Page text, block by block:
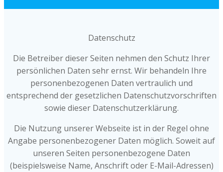
Datenschutz
Die Betreiber dieser Seiten nehmen den Schutz Ihrer
persönlichen Daten sehr ernst. Wir behandeln Ihre
personenbezogenen Daten vertraulich und
entsprechend der gesetzlichen Datenschutzvorschriften
sowie dieser Datenschutzerklärung.
Die Nutzung unserer Webseite ist in der Regel ohne
Angabe personenbezogener Daten möglich. Soweit auf
unseren Seiten personenbezogene Daten
(beispielsweise Name, Anschrift oder E-Mail-Adressen)